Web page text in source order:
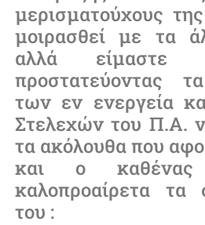
μερισματούχους
μοιρασθεί με τα
αλλά είμαστε
προστατεύοντας
των εν ενεργεία
Στελεχών του Π.Α.
τα ακόλουθα που
και ο
καλοπροαίρετα τα
του :